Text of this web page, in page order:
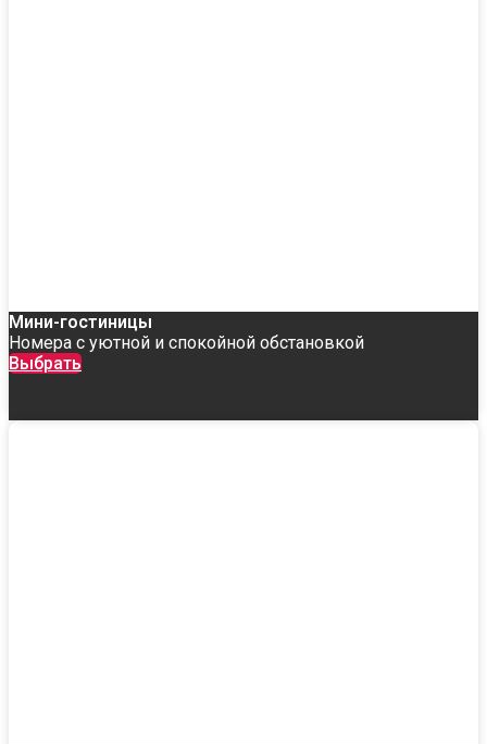
Мини-гостиницы
Номера с уютной и спокойной обстановкой
Выбрать